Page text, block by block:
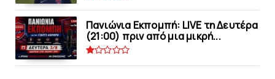
Πανιώνια Εκπομπή: LIVE τη Δευτέρα
(21:00) πριν από μια μικρή...